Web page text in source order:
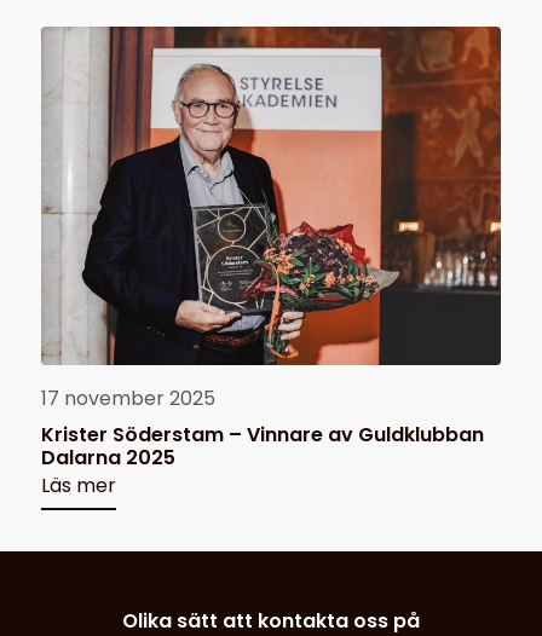
17 november 2025
Krister Söderstam – Vinnare av Guldklubban
Dalarna 2025
Läs mer
Olika sätt att kontakta oss på